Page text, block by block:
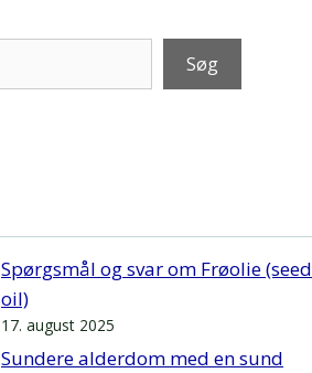
Søg
Spørgsmål og svar om Frøolie (seed
oil)
17. august 2025
Sundere alderdom med en sund